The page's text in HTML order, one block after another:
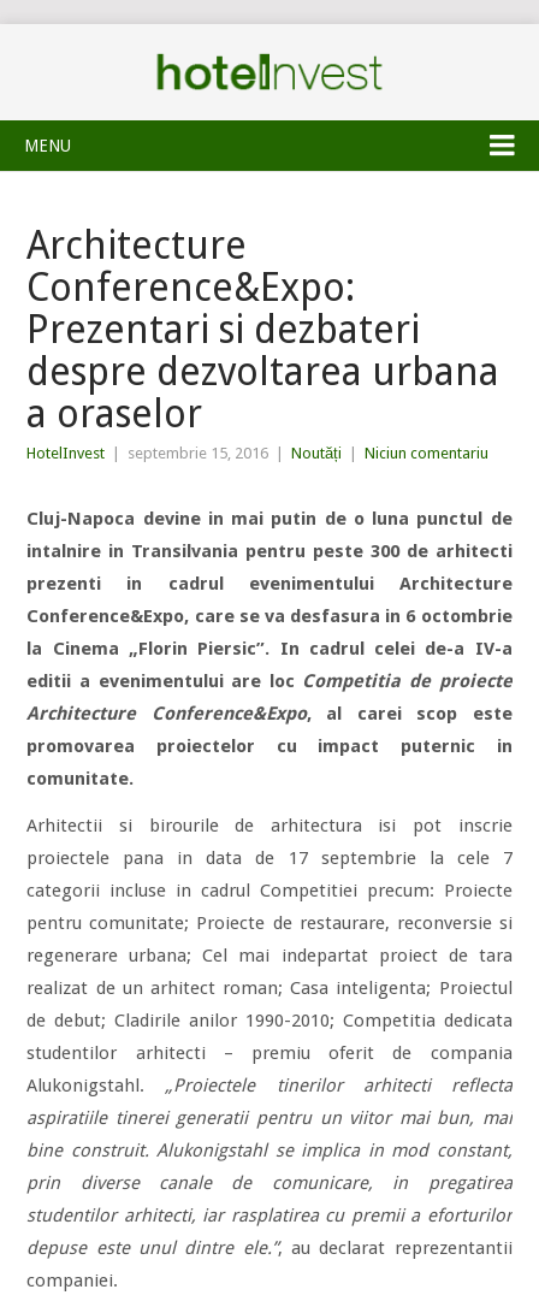
MENU
Architecture
Conference&Expo:
Prezentari si dezbateri
despre dezvoltarea urbana
a oraselor
HotelInvest septembrie 15, 2016 Noutăți Niciun comentariu
Cluj-Napoca devine in mai putin de o luna punctul de
intalnire in Transilvania pentru peste 300 de arhitecti
prezenti in cadrul evenimentului Architecture
Conference&Expo, care se va desfasura in 6 octombrie
la Cinema „Florin Piersic”. In cadrul celei de-a IV-a
editii a evenimentului are loc Competitia de proiecte
Architecture Conference&Expo, al carei scop este
promovarea proiectelor cu impact puternic in
comunitate.
Arhitectii si birourile de arhitectura isi pot inscrie
proiectele pana in data de 17 septembrie la cele 7
categorii incluse in cadrul Competitiei precum: Proiecte
pentru comunitate; Proiecte de restaurare, reconversie si
regenerare urbana; Cel mai indepartat proiect de tara
realizat de un arhitect roman; Casa inteligenta; Proiectul
de debut; Cladirile anilor 1990-2010; Competitia dedicata
studentilor arhitecti – premiu oferit de compania
Alukonigstahl. „Proiectele tinerilor arhitecti reflecta
aspiratiile tinerei generatii pentru un viitor mai bun, mai
bine construit. Alukonigstahl se implica in mod constant,
prin diverse canale de comunicare, in pregatirea
studentilor arhitecti, iar rasplatirea cu premii a eforturilor
depuse este unul dintre ele.”, au declarat reprezentantii
companiei.